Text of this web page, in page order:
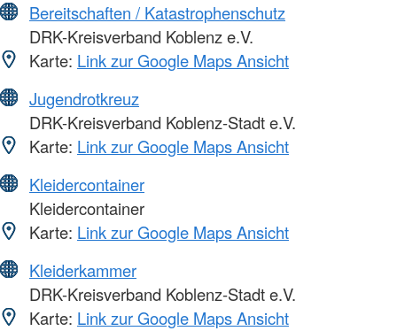
Bereitschaften / Katastrophenschutz
DRK-Kreisverband Koblenz e.V.
Karte: Link zur Google Maps Ansicht
Jugendrotkreuz
DRK-Kreisverband Koblenz-Stadt e.V.
Karte: Link zur Google Maps Ansicht
Kleidercontainer
Kleidercontainer
Karte: Link zur Google Maps Ansicht
Kleiderkammer
DRK-Kreisverband Koblenz-Stadt e.V.
Karte: Link zur Google Maps Ansicht